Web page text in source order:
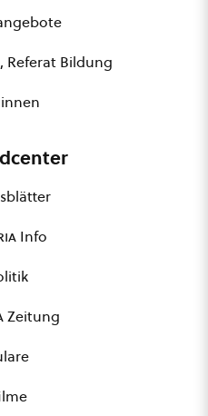
Referat Bildung
Info
Zeitung